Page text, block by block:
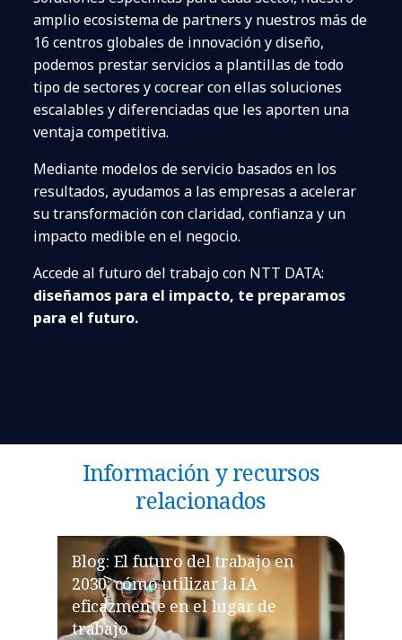
amplio ecosistema de partners y nuestros más de
16 centros globales de innovación y diseño,
podemos prestar servicios a plantillas de todo
tipo de sectores y cocrear con ellas soluciones
escalables y diferenciadas que les aporten una
ventaja competitiva.
Mediante modelos de servicio basados en los
resultados, ayudamos a las empresas a acelerar
su transformación con claridad, confianza y un
impacto medible en el negocio.
Accede al futuro del trabajo con NTT DATA:
diseñamos para el impacto, te preparamos
para el futuro.
Información y recursos
relacionados
Blog: El futuro del trabajo en
2030: cómo utilizar la IA
eficazmente en el lugar de
trabajo